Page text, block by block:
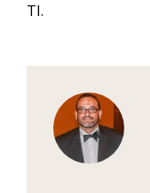
TI.